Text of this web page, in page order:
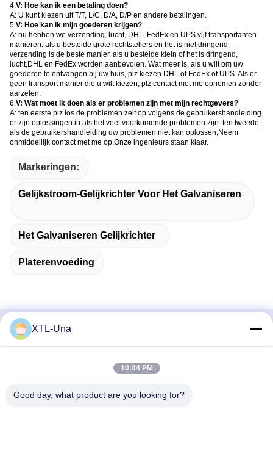
4. V: Hoe kan ik een betaling doen?
A: U kunt kiezen uit T/T, L/C, D/A, D/P en andere betalingen.
5. V: Hoe kan ik mijn goederen krijgen?
A: nu hebben we verzending, lucht, DHL, FedEx en UPS vijf transportanten
manieren. als u bestelde grote rechtstellers en het is niet dringend,
verzending is de beste manier. als u bestelde klein of het is dringend,
lucht,DHL en FedEx worden aanbevolen. Wat meer is, als u wilt om uw
goederen te ontvangen bij uw huis, plz kiezen DHL of FedEx of UPS. Als er
geen transport manier die u wilt kiezen, plz contact met me opnemen zonder
aarzelen.
6. V: Wat moet ik doen als er problemen zijn met mijn rechtgevers?
A: ten eerste plz los de problemen zelf op volgens de gebruikershandleiding.
er zijn oplossingen in als het veel voorkomende problemen zijn. ten tweede,
als de gebruikershandleiding uw problemen niet kan oplossen,Neem
onmiddellijk contact met me op.Onze ingenieurs staan klaar.
Markeringen:
Gelijkstroom-Gelijkrichter Voor Het Galvaniseren
Het Galvaniseren Gelijkrichter
Platerenvoeding
Snel contact
Industrieoosten, Xindu, Chengdu-stad, de provincie van
XTL-Una
10:44 PM
Good day, what product are you looking for?